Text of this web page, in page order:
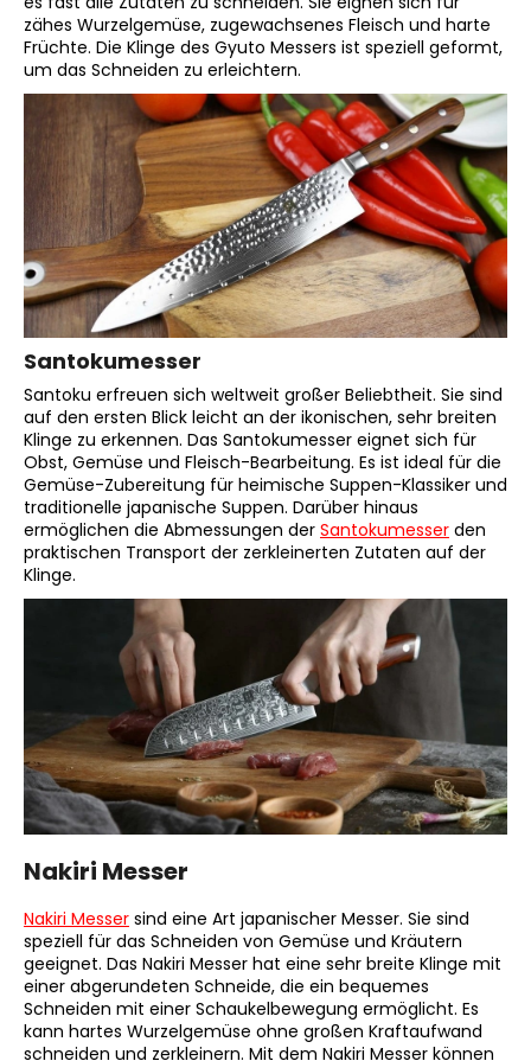
zähes Wurzelgemüse, zugewachsenes Fleisch und harte
Früchte. Die Klinge des Gyuto Messers ist speziell geformt,
um das Schneiden zu erleichtern.
Santokumesser
Santoku erfreuen sich weltweit großer Beliebtheit. Sie sind
auf den ersten Blick leicht an der ikonischen, sehr breiten
Klinge zu erkennen. Das Santokumesser eignet sich für
Obst, Gemüse und Fleisch-Bearbeitung. Es ist ideal für die
Gemüse-Zubereitung für heimische Suppen-Klassiker und
traditionelle japanische Suppen. Darüber hinaus
ermöglichen die Abmessungen der Santokumesser den
praktischen Transport der zerkleinerten Zutaten auf der
Klinge.
Nakiri Messer
Nakiri Messer sind eine Art japanischer Messer. Sie sind
speziell für das Schneiden von Gemüse und Kräutern
geeignet. Das Nakiri Messer hat eine sehr breite Klinge mit
einer abgerundeten Schneide, die ein bequemes
Schneiden mit einer Schaukelbewegung ermöglicht. Es
kann hartes Wurzelgemüse ohne großen Kraftaufwand
schneiden und zerkleinern. Mit dem Nakiri Messer können